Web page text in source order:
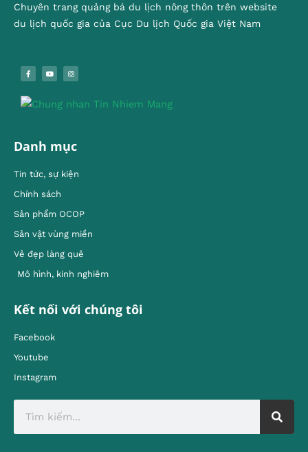
Chuyên trang quảng bá du lịch nông thôn trên website
du lịch quốc gia của Cục Du lịch Quốc gia Việt Nam
Danh mục
Tin tức, sự kiện
Chính sách
Sản phẩm OCOP
Sản vật vùng miền
Vẻ đẹp làng quê
Mô hình, kinh nghiêm
Kết nối với chúng tôi
Facebook
Youtube
Instagram